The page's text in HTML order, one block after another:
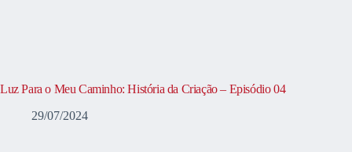
Luz Para o Meu Caminho: História da Criação – Episódio 04
29/07/2024